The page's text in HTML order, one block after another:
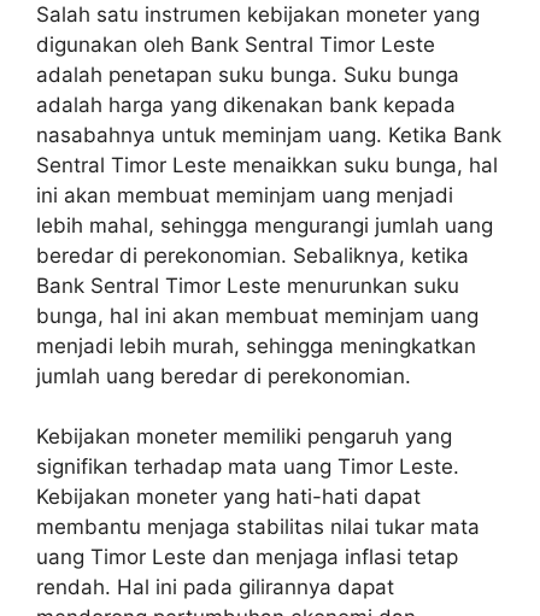
Salah satu instrumen kebijakan moneter yang
digunakan oleh Bank Sentral Timor Leste
adalah penetapan suku bunga. Suku bunga
adalah harga yang dikenakan bank kepada
nasabahnya untuk meminjam uang. Ketika Bank
Sentral Timor Leste menaikkan suku bunga, hal
ini akan membuat meminjam uang menjadi
lebih mahal, sehingga mengurangi jumlah uang
beredar di perekonomian. Sebaliknya, ketika
Bank Sentral Timor Leste menurunkan suku
bunga, hal ini akan membuat meminjam uang
menjadi lebih murah, sehingga meningkatkan
jumlah uang beredar di perekonomian.
Kebijakan moneter memiliki pengaruh yang
signifikan terhadap mata uang Timor Leste.
Kebijakan moneter yang hati-hati dapat
membantu menjaga stabilitas nilai tukar mata
uang Timor Leste dan menjaga inflasi tetap
rendah. Hal ini pada gilirannya dapat